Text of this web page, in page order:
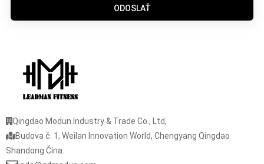
ODOSLAŤ
Qingdao Modun Industry & Trade Co., Ltd,
Budova č. 1, Weilan Innovation World, Chengyang Qingdao
Shandong Čína.